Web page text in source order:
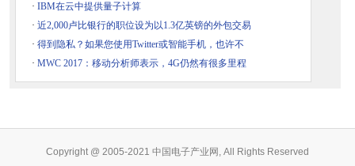
· IBM在云中提供量子计算
· 近2,000卢比银行的职位设为以1.3亿英镑的外包交易
· 得到隐私？如果您使用Twitter或智能手机，也许不
· MWC 2017：移动分析师表示，4G仍然有很多里程
Copyright @ 2005-2021 中国电子产业网, All Rights Reserved